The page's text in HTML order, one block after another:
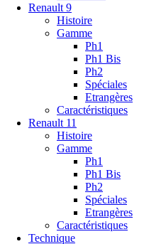
Renault 9
Histoire
Gamme
Ph1
Ph1 Bis
Ph2
Spéciales
Etrangères
Caractéristiques
Renault 11
Histoire
Gamme
Ph1
Ph1 Bis
Ph2
Spéciales
Etrangères
Caractéristiques
Technique